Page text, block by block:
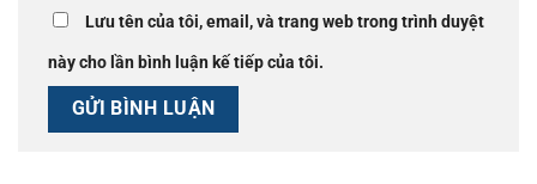
Lưu tên của tôi, email, và trang web trong trình duyệt
này cho lần bình luận kế tiếp của tôi.